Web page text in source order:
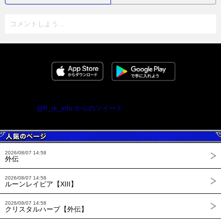
コメントしよう...
@ff_rk_info からのツイート
2026/08/07 14:58
外伝
2026/08/07 14:58
ルーンレイピア【XIII】
2026/08/07 14:58
クリスタルハープ【外伝】